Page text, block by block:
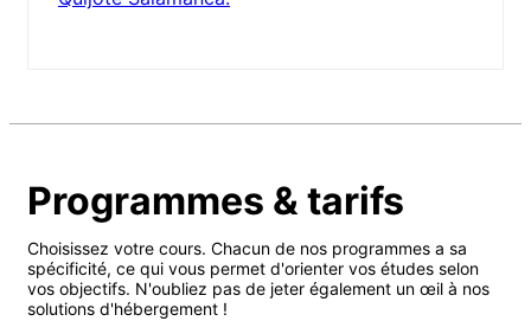
Programmes & tarifs
Choisissez votre cours. Chacun de nos programmes a sa
spécificité, ce qui vous permet d'orienter vos études selon
vos objectifs. N'oubliez pas de jeter également un œil à nos
solutions d'hébergement !